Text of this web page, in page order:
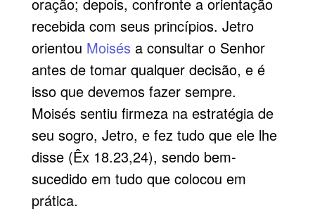
recebida com seus princípios. Jetro
orientou Moisés a consultar o Senhor
antes de tomar qualquer decisão, e é
isso que devemos fazer sempre.
Moisés sentiu firmeza na estratégia de
seu sogro, Jetro, e fez tudo que ele lhe
disse (Êx 18.23,24), sendo bem-
sucedido em tudo que colocou em
prática.